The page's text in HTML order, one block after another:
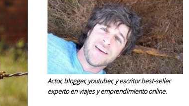
Actor, blogger, youtuber, y escritor best-seller
experto en viajes y emprendimiento online.